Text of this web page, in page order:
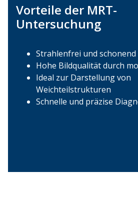
Vorteile der MRT-
Untersuchung
Strahlenfrei und schonend
Hohe Bildqualität durch
Ideal zur Darstellung von
Weichteilstrukturen
Schnelle und präzise